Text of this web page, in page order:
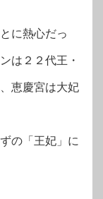
に熱心だっ
は２２代王・
恵慶宮は大妃
の「王妃」に